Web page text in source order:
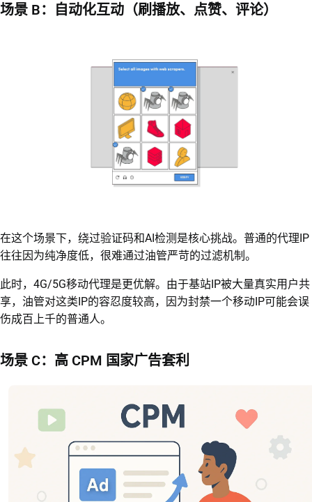
场景 B：自动化互动（刷播放、点赞、评论）
在这个场景下，绕过验证码和AI检测是核心挑战。普通的代理IP
往往因为纯净度低，很难通过油管严苛的过滤机制。
此时，4G/5G移动代理是更优解。由于基站IP被大量真实用户共
享，油管对这类IP的容忍度较高，因为封禁一个移动IP可能会误
伤成百上千的普通人。
场景 C：高 CPM 国家广告套利